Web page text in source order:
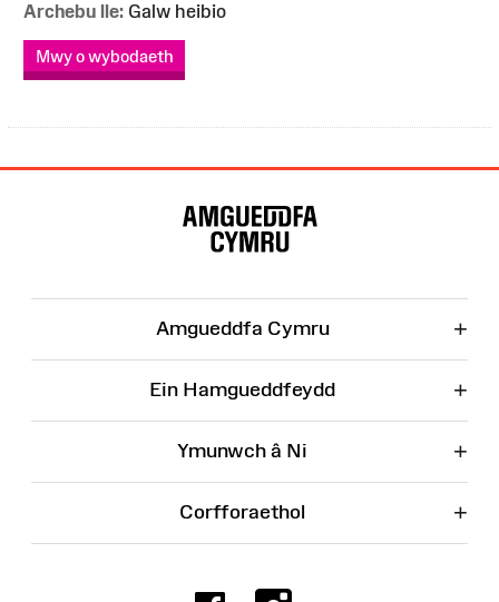
Archebu lle: Galw heibio
Mwy o wybodaeth
Amgueddfa Cymru +
Ein Hamgueddfeydd +
Ymunwch â Ni +
Corfforaethol +